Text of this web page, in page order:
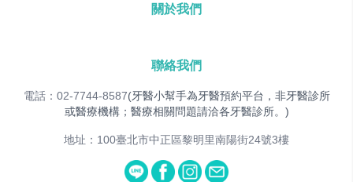
關於我們
聯絡我們
電話：02-7744-8587(牙醫小幫手為牙醫預約平台，非牙醫診所
或醫療機構；醫療相關問題請洽各牙醫診所。)
地址：100臺北市中正區黎明里南陽街24號3樓